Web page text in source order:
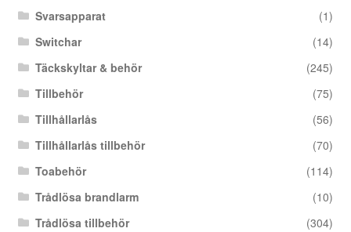
Svarsapparat
(1)
Switchar
(14)
Täckskyltar & behör
(245)
Tillbehör
(75)
Tillhållarlås
(56)
Tillhållarlås tillbehör
(70)
Toabehör
(114)
Trådlösa brandlarm
(10)
Trådlösa tillbehör
(304)